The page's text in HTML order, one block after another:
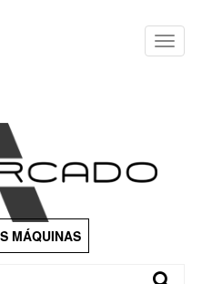
Menu
MÁQUINAS